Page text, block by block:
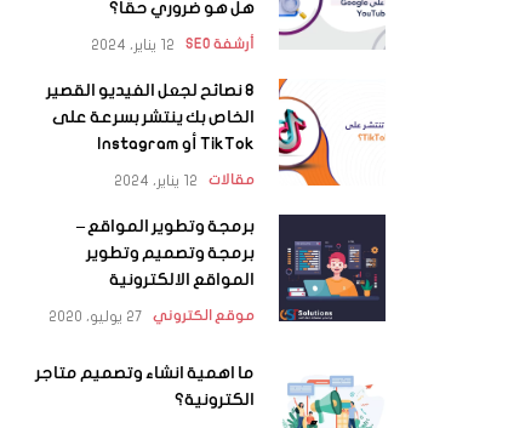
هل هو ضروري حقًا؟
أرشفة SEO 12 يناير، 2024
8 نصائح لجعل الفيديو القصير
الخاص بك ينتشر بسرعة على
TikTok أو Instagram
مقالات 12 يناير، 2024
برمجة وتطوير المواقع –
برمجة وتصميم وتطوير
المواقع الالكترونية
موقع الكتروني 27 يوليو، 2020
ما اهمية انشاء وتصميم متاجر
الكترونية؟